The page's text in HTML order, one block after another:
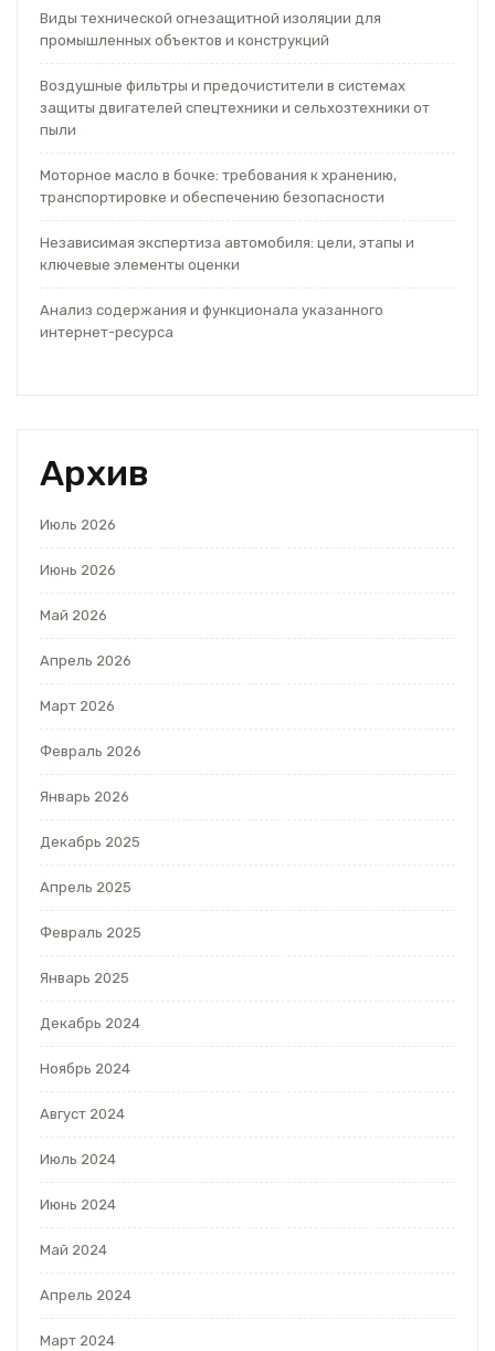
Виды технической огнезащитной изоляции для
промышленных объектов и конструкций
Воздушные фильтры и предочистители в системах
защиты двигателей спецтехники и сельхозтехники от
пыли
Моторное масло в бочке: требования к хранению,
транспортировке и обеспечению безопасности
Независимая экспертиза автомобиля: цели, этапы и
ключевые элементы оценки
Анализ содержания и функционала указанного
интернет-ресурса
Архив
Июль 2026
Июнь 2026
Май 2026
Апрель 2026
Март 2026
Февраль 2026
Январь 2026
Декабрь 2025
Апрель 2025
Февраль 2025
Январь 2025
Декабрь 2024
Ноябрь 2024
Август 2024
Июль 2024
Июнь 2024
Май 2024
Апрель 2024
Март 2024